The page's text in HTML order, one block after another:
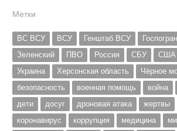
Метки
ВС ВСУ ВСУ Генштаб ВСУ
Зеленский
ПВО Россия СБУ США
Украина
Херсонская область
Чёрное
безопасность
военная помощь война
дети
досуг дроновая атака жертвы
коронавирус
коррупция медицина